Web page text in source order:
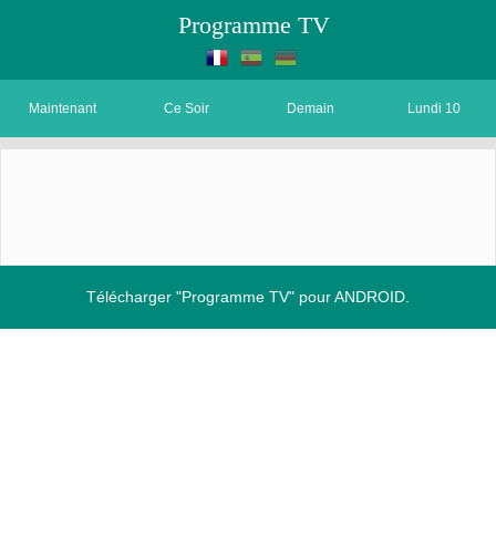
Programme TV
Maintenant Ce Soir Demain Lundi 10
Télécharger "Programme TV" pour ANDROID.